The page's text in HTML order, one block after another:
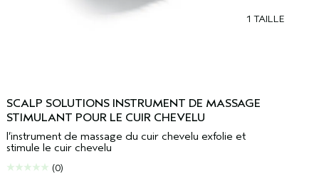
1 TAILLE
SCALP SOLUTIONS INSTRUMENT DE MASSAGE
STIMULANT POUR LE CUIR CHEVELU
l’instrument de massage du cuir chevelu exfolie et
stimule le cuir chevelu
(0)